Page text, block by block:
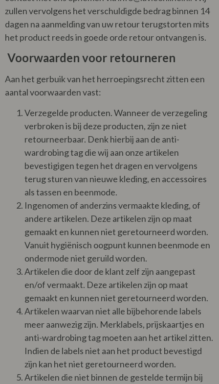
zullen vervolgens het verschuldigde bedrag binnen 14
dagen na aanmelding van uw retour terugstorten mits
het product reeds in goede orde retour ontvangen is.
Voorwaarden voor retourneren
Aan het gerbuik van het herroepingsrecht zitten een
aantal voorwaarden vast:
Verzegelde producten. Wanneer de verzegeling
verbroken is bij deze producten, zijn ze niet
retourneerbaar. Denk hierbij aan de anti-
wardrobing tag die wij aan onze artikelen
bevestigigen tegen het dragen en vervolgens
terug sturen van nieuwe kleding, en accessoires
als tassen en beenmode.
Ingenomen of anderzins vermaakte kleding, of
andere artikelen. Deze artikelen zijn op maat
gemaakt en kunnen niet geretourneerd worden.
Vanuit hygiënisch oogpunt kunnen beenmode en
ondermode niet geruild worden.
Artikelen die door de klant zelf zijn aangepast
en/of vermaakt. Deze artikelen zijn op maat
gemaakt en kunnen niet geretourneerd worden.
Artikelen waarvan niet alle bijbehorende labels
meer aanwezig zijn. Merklabels, prijskaartjes en
anti-wardrobing tag moeten aan het artikel zitten.
Indien de labels niet aan het product bevestigd
zijn kan het niet geretourneerd worden.
Artikelen die niet binnen de gestelde termijn bij